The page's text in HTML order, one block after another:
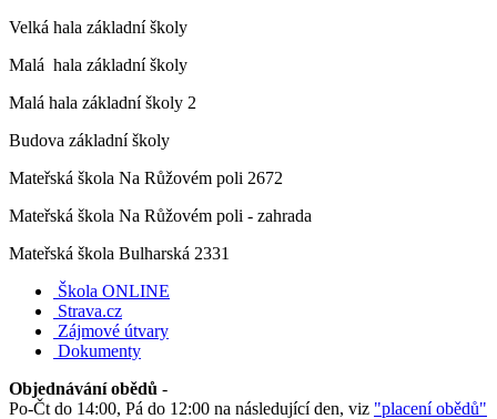
Velká hala základní školy
Malá hala základní školy
Malá hala základní školy 2
Budova základní školy
Mateřská škola Na Růžovém poli 2672
Mateřská škola Na Růžovém poli - zahrada
Mateřská škola Bulharská 2331
Škola ONLINE
Strava.cz
Zájmové útvary
Dokumenty
Objednávání obědů -
Po-Čt do 14:00, Pá do 12:00 na následující den, viz "placení obědů"